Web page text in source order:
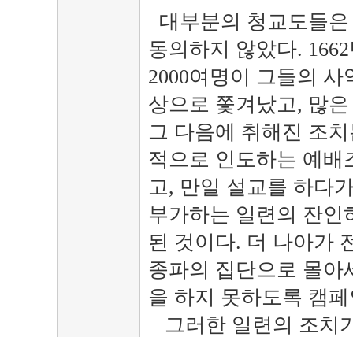
대부분의 청교도들
동의하지 않았다.
2000여명이 그들의
상으로 쫓겨났고, 많
그 다음에 취해진 조
적으로 인도하는 예배
고, 만일 설교를 하다
부가하는 일련의 잔인
된 것이다. 더 나아가
종파의 집단으로 몰아
을 하지 못하도록 캠
그러한 일련의 조치